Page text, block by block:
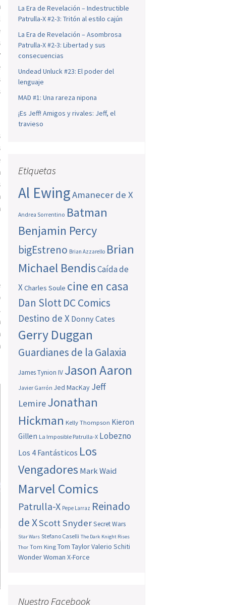
La Era de Revelación – Indestructible
Patrulla-X #2-3: Tritón al estilo cajún
La Era de Revelación – Asombrosa
Patrulla-X #2-3: Libertad y sus
consecuencias
Undead Unluck #23: El poder del
lenguaje
MAD #1: Una rareza nipona
¡Es Jeff! Amigos y rivales: Jeff, el
travieso
Etiquetas
Al EwingAmanecer de X
Andrea Sorrentino Batman
Benjamin Percy
bigEstreno Brian Azzarello Brian
Michael BendisCaída de
XCharles Soule cine en casa
Dan SlottDC Comics
Destino de X Donny Cates
Gerry Duggan
Guardianes de la Galaxia
James Tynion IV Jason Aaron
Javier Garrón Jed MacKay Jeff
LemireJonathan
Hickman Kelly Thompson Kieron
Gillen La Imposible Patrulla-X Lobezno
Los 4 Fantásticos Los
Vengadores Mark Waid
Marvel Comics
Patrulla-X Pepe Larraz Reinado
de XScott SnyderSecret Wars
Star Wars Stefano Caselli The Dark Knight Rises
Thor Tom King Tom TaylorValerio Schiti
Wonder Woman X-Force
Nuestro Facebook